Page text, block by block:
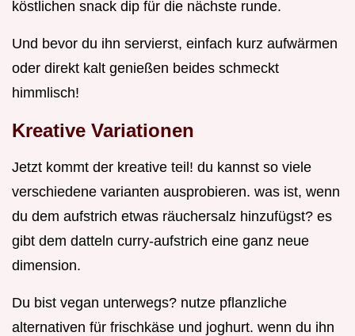
köstlichen snack dip für die nächste runde.
Und bevor du ihn servierst, einfach kurz aufwärmen
oder direkt kalt genießen beides schmeckt
himmlisch!
Kreative Variationen
Jetzt kommt der kreative teil! du kannst so viele
verschiedene varianten ausprobieren. was ist, wenn
du dem aufstrich etwas räuchersalz hinzufügst? es
gibt dem datteln curry-aufstrich eine ganz neue
dimension.
Du bist vegan unterwegs? nutze pflanzliche
alternativen für frischkäse und joghurt. wenn du ihn